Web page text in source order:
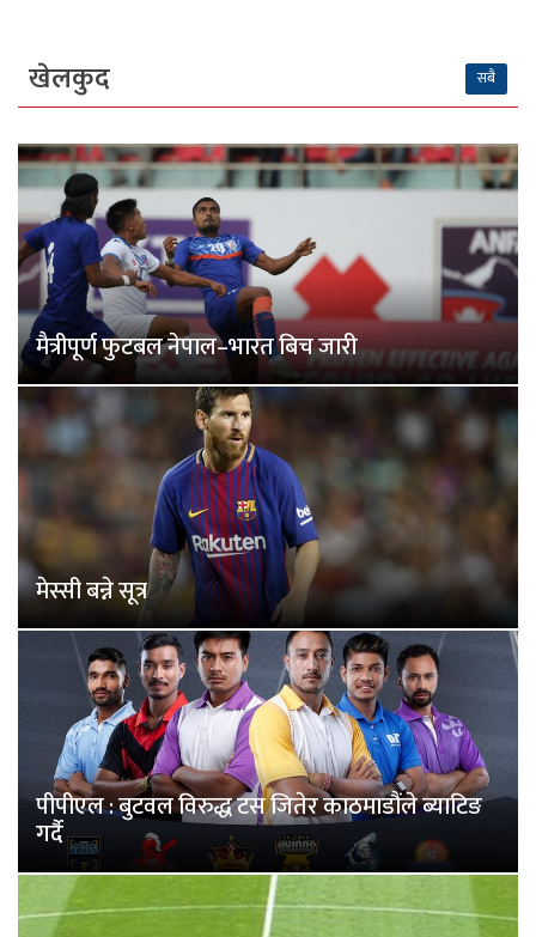
खेलकुद सबै
मैत्रीपूर्ण फुटबल नेपाल–भारत बिच जारी
मेस्सी बन्ने सूत्र
पीपीएल : बुटवल विरुद्ध टस जितेर काठमाडौंले ब्याटिङ
गर्दै